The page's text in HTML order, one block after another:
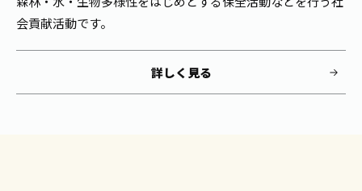
会貢献活動です。
詳しく見る